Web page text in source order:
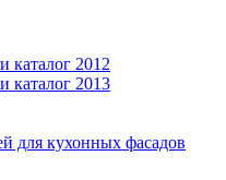
каталог 2012
каталог 2013
для кухонных фасадов